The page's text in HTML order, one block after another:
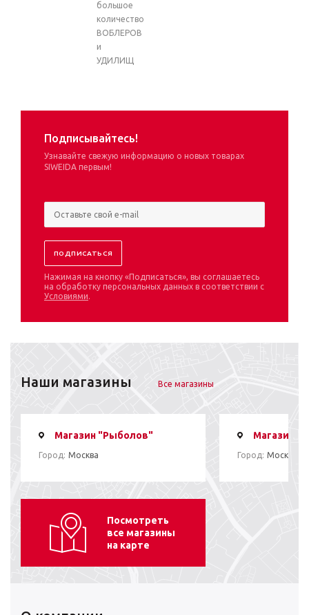
большое
количество
ВОБЛЕРОВ
и
УДИЛИЩ
Подписывайтесь!
Узнавайте свежую информацию о новых товарах
SIWEIDA первым!
Нажимая на кнопку «Подписаться», вы соглашаетесь
на обработку персональных данных в соответствии с
Условиями.
Наши магазины Все магазины
Магазин "Рыболов"
Город: Москва
Магазин
Город: Москва
Посмотреть
все магазины
на карте